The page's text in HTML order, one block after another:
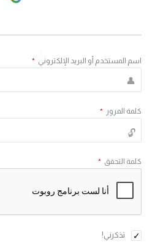
اسم المستخدم أو البريد الإلكتروني *
كلمة المرور *
كلمة التحقق *
تذكرني!